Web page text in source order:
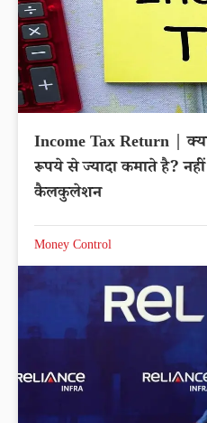
Income Tax Return |
रूपये से ज्यादा कमाते है?
कैलकुलेशन
Money Control